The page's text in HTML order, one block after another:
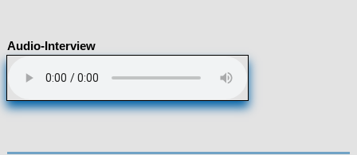
Audio-Interview